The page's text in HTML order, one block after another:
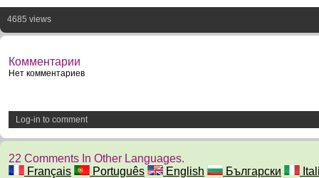
4685 views
Комментарии
Нет комментариев
Log-in to comment
22 Comments In Other Languages.
Français
Português English Български